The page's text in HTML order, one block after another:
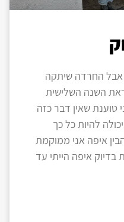
אבל החרדה שיתקה
השנה השלישית
טוענת שאין דבר כזה
להיות כל כך
איפה אני ממוקמת
בדיוק איפה הייתי עד